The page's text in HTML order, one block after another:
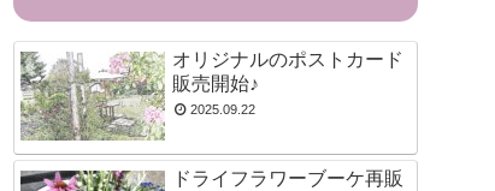
オリジナルのポストカード
販売開始♪
2025.09.22
ドライフラワーブーケ再販